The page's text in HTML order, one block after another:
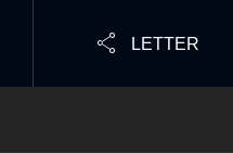
 LETTER